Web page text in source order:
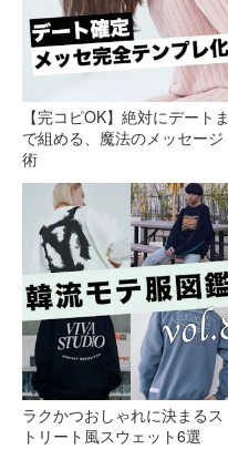
【完コピOK】絶対にデートま
で組める、魔法のメッセージ
術
ラクかつおしゃれに決まるス
トリート風スウェット6選